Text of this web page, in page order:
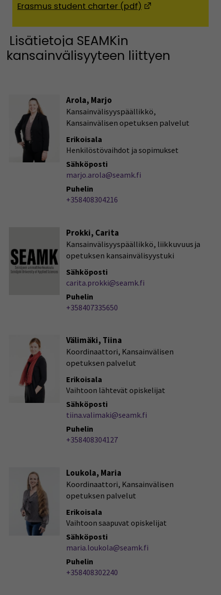
Erasmus student charter (pdf)
Lisätietoja SEAMKin
kansainvälisyyteen liittyen
Arola, Marjo
Kansainvälisyyspäällikkö,
Kansainvälisen opetuksen palvelut
Erikoisala
Henkilöstövaihdot ja sopimukset
Sähköposti
marjo.arola@seamk.fi
Puhelin
+358408304216
Prokki, Carita
Kansainvälisyyspäällikkö, liikkuvuus ja
opetuksen kansainvälisyystuki
Sähköposti
carita.prokki@seamk.fi
Puhelin
+358407335650
Välimäki, Tiina
Koordinaattori, Kansainvälisen
opetuksen palvelut
Erikoisala
Vaihtoon lähtevät opiskelijat
Sähköposti
tiina.valimaki@seamk.fi
Puhelin
+358408304127
Loukola, Maria
Koordinaattori, Kansainvälisen
opetuksen palvelut
Erikoisala
Vaihtoon saapuvat opiskelijat
Sähköposti
maria.loukola@seamk.fi
Puhelin
+358408302240